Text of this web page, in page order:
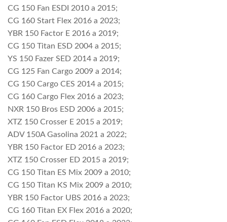
CG 150 Fan ESDI 2010 a 2015;
CG 160 Start Flex 2016 a 2023;
YBR 150 Factor E 2016 a 2019;
CG 150 Titan ESD 2004 a 2015;
YS 150 Fazer SED 2014 a 2019;
CG 125 Fan Cargo 2009 a 2014;
CG 150 Cargo CES 2014 a 2015;
CG 160 Cargo Flex 2016 a 2023;
NXR 150 Bros ESD 2006 a 2015;
XTZ 150 Crosser E 2015 a 2019;
ADV 150A Gasolina 2021 a 2022;
YBR 150 Factor ED 2016 a 2023;
XTZ 150 Crosser ED 2015 a 2019;
CG 150 Titan ES Mix 2009 a 2010;
CG 150 Titan KS Mix 2009 a 2010;
YBR 150 Factor UBS 2016 a 2023;
CG 160 Titan EX Flex 2016 a 2020;